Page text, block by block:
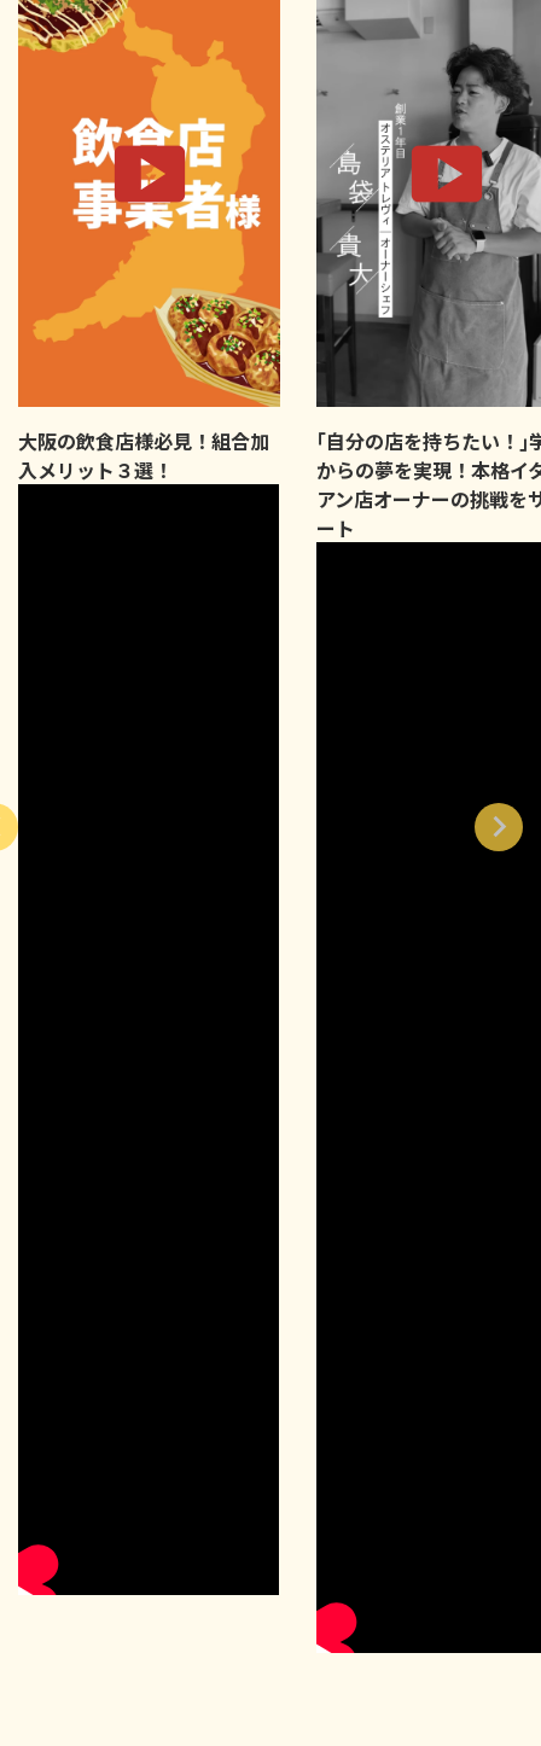
大阪の飲食店様必見！組合加
入メリット３選！
｢自分の店を持ちたい！｣
からの夢を実現！本格イ
アン店オーナーの挑戦を
ート